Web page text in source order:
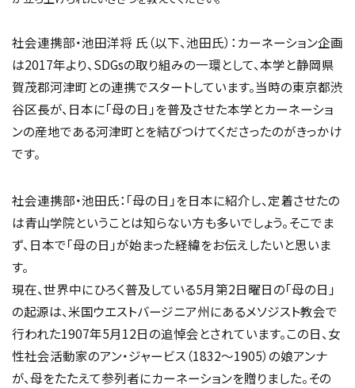
社会連携部・池田洋将 氏（以下、池田氏）：カーネーション企画
は2017年より、SDGsの取り組みの一環として、本学と静岡県
賀茂郡河津町との連携でスタートしています。当時の東京都渋
谷区長が、日本に「母の日」を普及させた本学とカーネーショ
ンの産地である河津町とを結びつけてくださったのがきっかけ
です。
社会連携部・池田氏：「母の日」を日本に紹介し、定着させたの
は青山学院ということは知らない方も多いでしょう。そこでま
ず、日本で「母の日」が始まった経緯をお伝えしたいと思いま
す。
現在、世界中にひろく普及している5月第2日曜日の「母の日」
の起源は、米国ウエストバージニア州にあるメソジスト教会で
行われた1907年5月12日の追悼会とされています。この日、女
性社会活動家のアン・ジャービス（1832〜1905）の娘アンナ
が、母をたたえて参列者にカーネーションを贈りました。その